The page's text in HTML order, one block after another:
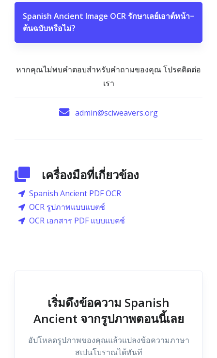
Spanish Ancient Image OCR รักษาเลย์เอาต์หน้า
ต้นฉบับหรือไม่?
−
หากคุณไม่พบคำตอบสำหรับคำถามของคุณ โปรดติดต่อ
เรา
admin@sciweavers.org
เครื่องมือที่เกี่ยวข้อง
Spanish Ancient PDF OCR
OCR รูปภาพแบบแบตช์
OCR เอกสาร PDF แบบแบตช์
เริ่มดึงข้อความ Spanish
Ancient จากรูปภาพตอนนี้เลย
อัปโหลดรูปภาพของคุณแล้วแปลงข้อความภาษา
สเปนโบราณได้ทันที